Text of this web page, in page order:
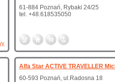
61-884 Poznań, Rybaki 24/25
tel. +48.618535050
Alfa Star ACTIVE TRAVELLER
60-593 Poznań, ul.Radosna 18